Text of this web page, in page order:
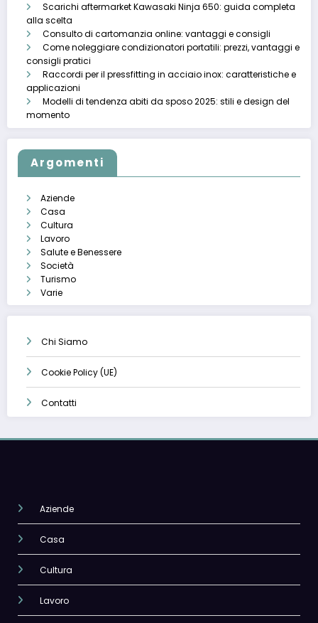
Scarichi aftermarket Kawasaki Ninja 650: guida completa
alla scelta
Consulto di cartomanzia online: vantaggi e consigli
Come noleggiare condizionatori portatili: prezzi, vantaggi e
consigli pratici
Raccordi per il pressfitting in acciaio inox: caratteristiche e
applicazioni
Modelli di tendenza abiti da sposo 2025: stili e design del
momento
Argomenti
Aziende
Casa
Cultura
Lavoro
Salute e Benessere
Società
Turismo
Varie
Chi Siamo
Cookie Policy (UE)
Contatti
Aziende
Casa
Cultura
Lavoro